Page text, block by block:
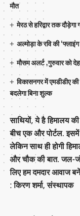
मौत
मेरठ से हरिद्वार तक
अल्मोड़ा के रवि की
मौसम अलर्ट ,गुरुवार को
विकासनगर में एमडीडीए
बदलेगा बिना शुल्क
साथियों, ये है हिमालय
बीच एक और पोर्टल.
लेकिन साथ ही होगी
और चौक की बात. जल-
लिए हम दमदार आवाज
: किरण शर्मा, संस्‍थापक